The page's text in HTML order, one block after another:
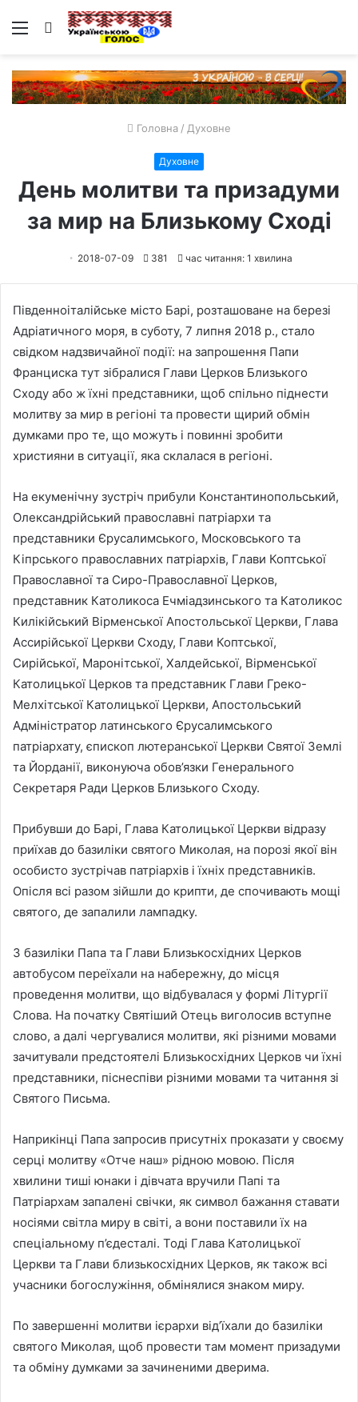
Меню Пошук
Головна / Духовне
Духовне
День молитви та призадуми
за мир на Близькому Сході
2018-07-09 381 час читання: 1 хвилина
Південноіталійське місто Барі, розташоване на березі
Адріатичного моря, в суботу, 7 липня 2018 р., стало
свідком надзвичайної події: на запрошення Папи
Франциска тут зібралися Глави Церков Близького
Сходу або ж їхні представники, щоб спільно піднести
молитву за мир в регіоні та провести щирий обмін
думками про те, що можуть і повинні зробити
християни в ситуації, яка склалася в регіоні.
На екуменічну зустріч прибули Константинопольський,
Олександрійський православні патріархи та
представники Єрусалимського, Московського та
Кіпрського православних патріархів, Глави Коптської
Православної та Сиро-Православної Церков,
представник Католикоса Ечміадзинського та Католикос
Килікійський Вірменської Апостольської Церкви, Глава
Ассирійської Церкви Сходу, Глави Коптської,
Сирійської, Маронітської, Халдейської, Вірменської
Католицької Церков та представник Глави Греко-
Мелхітської Католицької Церкви, Апостольський
Адміністратор латинського Єрусалимського
патріархату, єпископ лютеранської Церкви Святої Землі
та Йорданії, виконуюча обов’язки Генерального
Секретаря Ради Церков Близького Сходу.
Прибувши до Барі, Глава Католицької Церкви відразу
приїхав до базиліки святого Миколая, на порозі якої він
особисто зустрічав патріархів і їхніх представників.
Опісля всі разом зійшли до крипти, де спочивають мощі
святого, де запалили лампадку.
З базиліки Папа та Глави Близькосхідних Церков
автобусом переїхали на набережну, до місця
проведення молитви, що відбувалася у формі Літургії
Слова. На початку Святіший Отець виголосив вступне
слово, а далі чергувалися молитви, які різними мовами
зачитували предстоятелі Близькосхідних Церков чи їхні
представники, піснеспіви різними мовами та читання зі
Святого Письма.
Наприкінці Папа запросив присутніх проказати у своєму
серці молитву «Отче наш» рідною мовою. Після
хвилини тиші юнаки і дівчата вручили Папі та
Патріархам запалені свічки, як символ бажання ставати
носіями світла миру в світі, а вони поставили їх на
спеціальному п’єдесталі. Тоді Глава Католицької
Церкви та Глави близькосхідних Церков, як також всі
учасники богослужіння, обмінялися знаком миру.
По завершенні молитви ієрархи від’їхали до базиліки
святого Миколая, щоб провести там момент призадуми
та обміну думками за зачиненими дверима.